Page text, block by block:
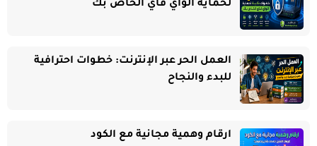
لحماية الواي فاي الخاص بك
العمل الحر عبر الإنترنت: خطوات احترافية
للبدء والنجاح
ارقام وهمية مجانية مع الكود